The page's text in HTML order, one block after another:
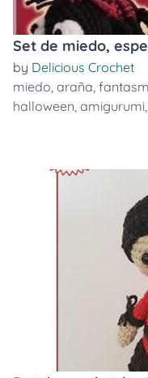
Set de miedo,
by Delicious Crochet
miedo, araña,
halloween, amigurumi,